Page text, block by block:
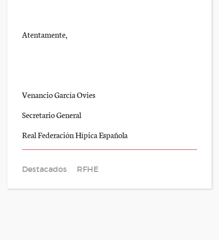
Atentamente,
Venancio García Ovies
Secretario General
Real Federación Hípica Española
Destacados RFHE